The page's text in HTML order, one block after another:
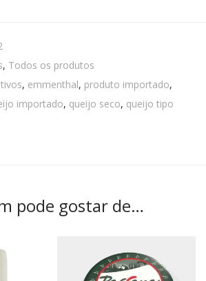
, Todos os produtos
, emmenthal, produto importado,
importado, queijo seco, queijo tipo
pode gostar de…